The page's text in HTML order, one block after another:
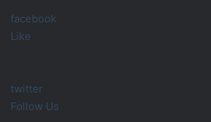
facebook
Like
twitter
Follow Us